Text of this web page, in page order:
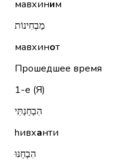
мавхиним
מַבְחִינוֹת
мавхинот
Прошедшее время
1-е (Я)
הִבְחַנְתִּי
hивханти
הִבְחַנּוּ